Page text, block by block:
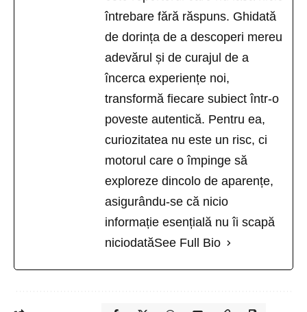
întrebare fără răspuns. Ghidată
de dorința de a descoperi mereu
adevărul și de curajul de a
încerca experiențe noi,
transformă fiecare subiect într-o
poveste autentică. Pentru ea,
curiozitatea nu este un risc, ci
motorul care o împinge să
exploreze dincolo de aparențe,
asigurându-se că nicio
informație esențială nu îi scapă
niciodatăSee Full Bio